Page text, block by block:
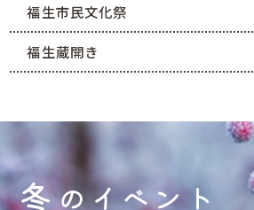
福生市民文化祭
福生蔵開き
冬のイベント